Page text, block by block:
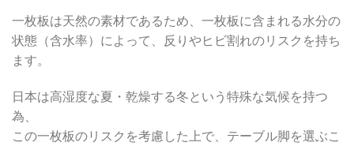
一枚板は天然の素材であるため、一枚板に含まれる水分の
状態（含水率）によって、反りやヒビ割れのリスクを持ち
ます。
日本は高湿度な夏・乾燥する冬という特殊な気候を持つ
為、
この一枚板のリスクを考慮した上で、テーブル脚を選ぶこ